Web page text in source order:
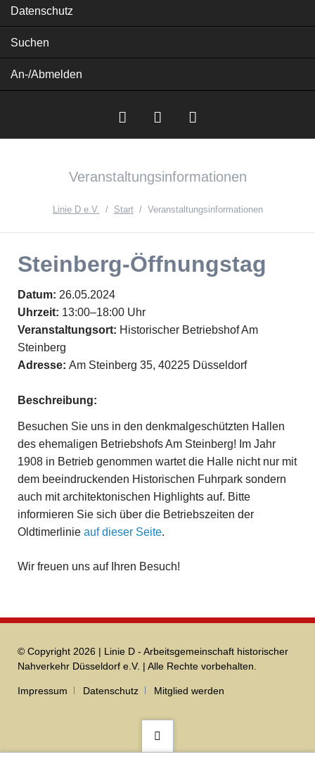
Datenschutz
Suchen
An-/Abmelden
InstagramFacebookEnglish
deutschen
Veranstaltungsinformationen
Linie D e.V. Start Veranstaltungsinformationen
Steinberg-Öffnungstag
Datum: 26.05.2024
Uhrzeit: 13:00–18:00 Uhr
Veranstaltungsort: Historischer Betriebshof Am
Steinberg
Adresse: Am Steinberg 35, 40225 Düsseldorf
Beschreibung:
Besuchen Sie uns in den denkmalgeschützten Hallen
des ehemaligen Betriebshofs Am Steinberg! Im Jahr
1908 in Betrieb genommen wartet die Halle nicht nur mit
dem beeindruckenden Historischen Fuhrpark sondern
auch mit architektonischen Highlights auf. Bitte
informieren Sie sich über die Betriebszeiten der
Oldtimerlinie auf dieser Seite.
Wir freuen uns auf Ihren Besuch!
© Copyright 2026 | Linie D - Arbeitsgemeinschaft historischer
Nahverkehr Düsseldorf e.V. | Alle Rechte vorbehalten.
Navigation
Impressum Datenschutz Mitglied werden